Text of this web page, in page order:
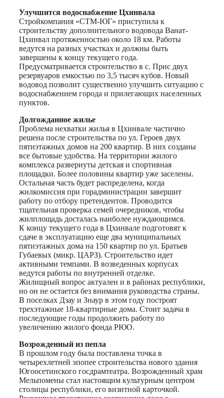
Улучшится водоснабжение Цхинвала
Стройкомпания «СТМ-ЮГ» приступила к
строительству дополнительного водовода Ванат-
Цхинвал протяженностью около 18 км. Работы
ведутся на разных участках и должны быть
завершены к концу текущего года.
Предусматривается строительство в с. Прис двух
резервуаров емкостью по 3,5 тысяч кубов. Новый
водовод позволит существенно улучшить ситуацию с
водоснабжением города и прилегающих населенных
пунктов.
Долгожданное жилье
Проблема нехватки жилья в Цхинвале частично
решена после строительства по ул. Героев двух
пятиэтажных домов на 200 квартир. В них созданы
все бытовые удобства. На территории жилого
комплекса развернуты детская и спортивная
площадки. Более половины квартир уже заселены.
Остальная часть будет распределена, когда
жилкомиссия при горадминистрации завершит
работу по отбору претендентов. Проводится
тщательная проверка семей очередников, чтобы
жилплощадь досталась наиболее нуждающимся.
К концу текущего года в Цхинвале подготовят к
сдаче в эксплуатацию еще два муниципальных
пятиэтажных дома на 150 квартир по ул. Братьев
Губаевых (микр. ЦАРЗ). Строительство идет
активными темпами. В возведенных корпусах
ведутся работы по внутренней отделке.
Жилищный вопрос актуален и в районах республики,
но он не остается без внимания руководства страны.
В поселках Дзау и Знаур в этом году построят
трехэтажные 18-квартирные дома. Стоит задача в
последующие годы продолжить работу по
увеличению жилого фонда РЮО.
Возрожденный из пепла
В прошлом году была поставлена точка в
четырехлетней эпопее строительства нового здания
Югоосетинского госдрамтеатра. Возрожденный храм
Мельпомены стал настоящим культурным центром
столицы республики, его визитной карточкой.